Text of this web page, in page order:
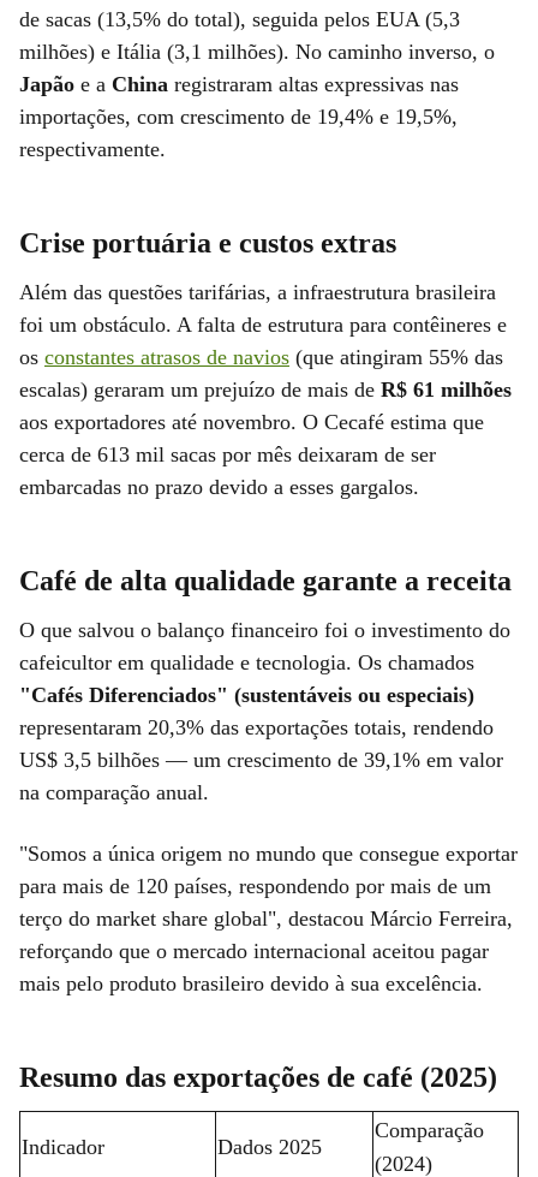
de sacas (13,5% do total), seguida pelos EUA (5,3
milhões) e Itália (3,1 milhões). No caminho inverso, o
Japão e a China registraram altas expressivas nas
importações, com crescimento de 19,4% e 19,5%,
respectivamente.
Crise portuária e custos extras
Além das questões tarifárias, a infraestrutura brasileira
foi um obstáculo. A falta de estrutura para contêineres e
os constantes atrasos de navios (que atingiram 55% das
escalas) geraram um prejuízo de mais de R$ 61 milhões
aos exportadores até novembro. O Cecafé estima que
cerca de 613 mil sacas por mês deixaram de ser
embarcadas no prazo devido a esses gargalos.
Café de alta qualidade garante a receita
O que salvou o balanço financeiro foi o investimento do
cafeicultor em qualidade e tecnologia. Os chamados
"Cafés Diferenciados" (sustentáveis ou especiais)
representaram 20,3% das exportações totais, rendendo
US$ 3,5 bilhões — um crescimento de 39,1% em valor
na comparação anual.
"Somos a única origem no mundo que consegue exportar
para mais de 120 países, respondendo por mais de um
terço do market share global", destacou Márcio Ferreira,
reforçando que o mercado internacional aceitou pagar
mais pelo produto brasileiro devido à sua excelência.
Resumo das exportações de café (2025)
Indicador Dados 2025
Comparação
(2024)